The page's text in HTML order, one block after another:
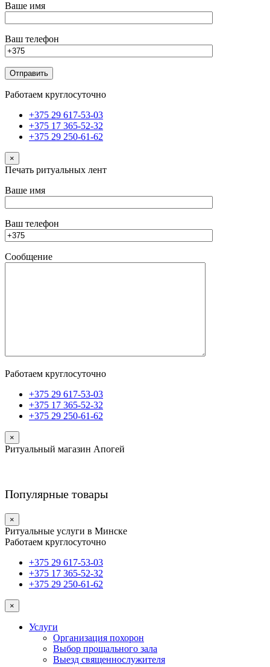
Ваше имя
Ваш телефон
Работаем круглосуточно
+375 29 617-53-03
+375 17 365-52-32
+375 29 250-61-62
×
Печать ритуальных лент
Ваше имя
Ваш телефон
Сообщение
Работаем круглосуточно
+375 29 617-53-03
+375 17 365-52-32
+375 29 250-61-62
×
Ритуальный магазин Апогей
Популярные товары
×
Ритуальные услуги в Минске
Работаем круглосуточно
+375 29 617-53-03
+375 17 365-52-32
+375 29 250-61-62
×
Услуги
Организация похорон
Выбор прощального зала
Выезд священнослужителя